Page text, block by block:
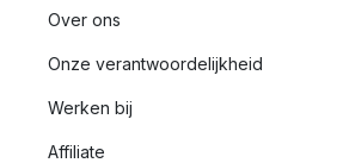
Over ons
Onze verantwoordelijkheid
Werken bij
Affiliate